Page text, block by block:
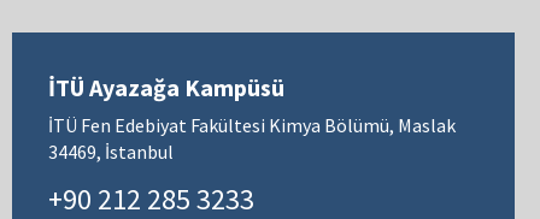
İTÜ Ayazağa Kampüsü
İTÜ Fen Edebiyat Fakültesi Kimya Bölümü, Maslak
34469, İstanbul
+90 212 285 3233